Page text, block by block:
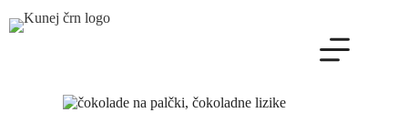
to